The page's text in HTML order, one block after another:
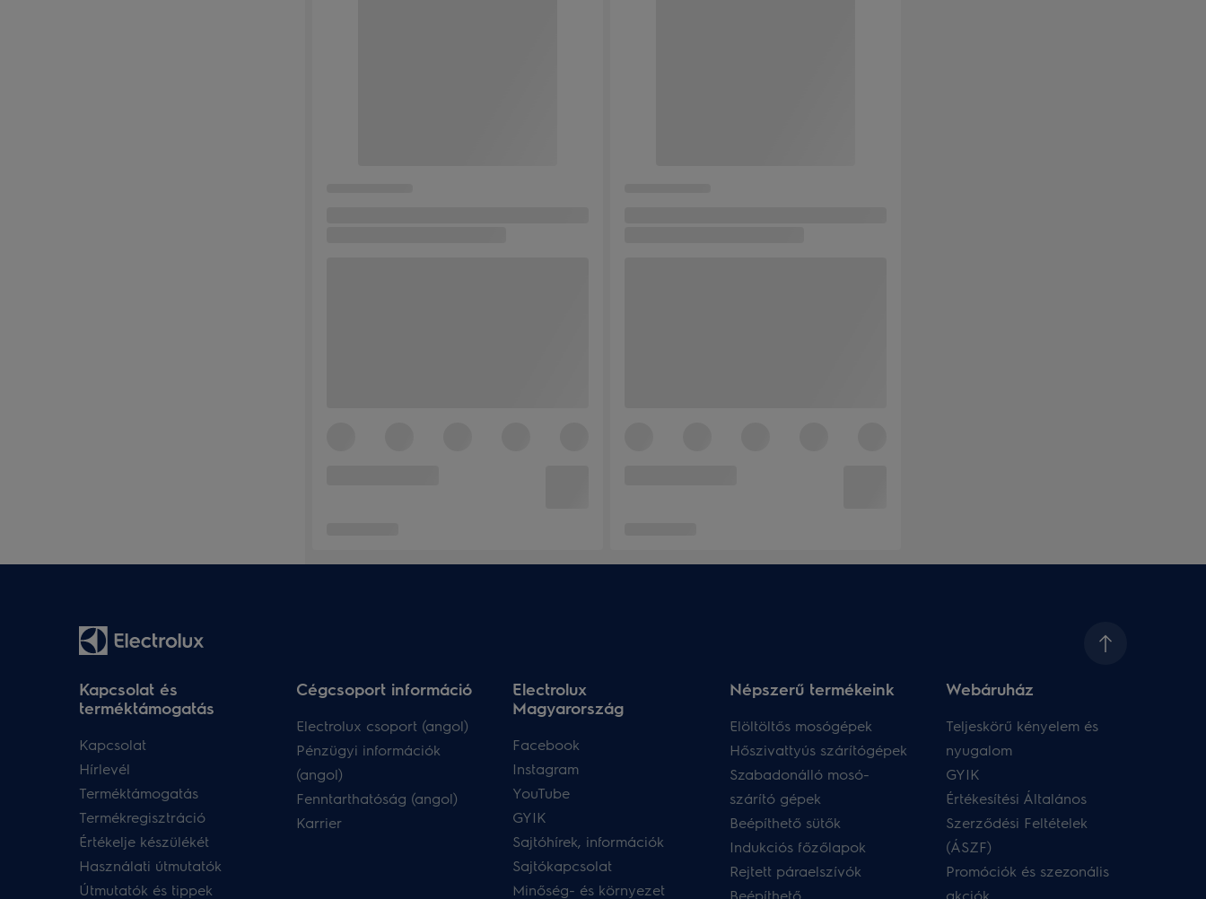
Kapcsolat és
terméktámogatás
Kapcsolat
Hírlevél
Terméktámogatás
Termékregisztráció
Értékelje készülékét
Használati útmutatók
Útmutatók és tippek
Cégcsoport információ
Electrolux csoport (angol)
Pénzügyi információk
(angol)
Fenntarthatóság (angol)
Karrier
Electrolux
Magyarország
Facebook
Instagram
YouTube
GYIK
Sajtóhírek, információk
Sajtókapcsolat
Minőség- és környezet
Népszerű termékeink
Elöltöltős mosógépek
Hőszivattyús szárítógépek
Szabadonálló mosó-
szárító gépek
Beépíthető sütők
Indukciós főzőlapok
Rejtett páraelszívók
Beépíthető
Webáruház​
Teljeskörű kényelem és
nyugalom
GYIK
Értékesítési Általános
Szerződési Feltételek
(ÁSZF)
Promóciók és szezonális
akciók